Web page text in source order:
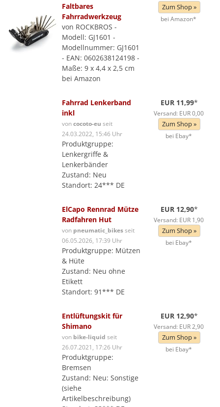
Faltbares
Fahrradwerkzeug
von ROCKBROS -
Modell: GJ1601 -
Modellnummer: GJ1601
- EAN: 0602638124198 -
Maße: 9 x 4,4 x 2,5 cm
bei Amazon
Zum Shop »
bei Amazon*
Fahrrad Lenkerband
inkl
voncocoto-eu seit
24.03.2022, 15:46 Uhr
Produktgruppe:
Lenkergriffe &
Lenkerbänder
Zustand: Neu
Standort: 24*** DE
EUR 11,99*
Versand: EUR 0,00
Zum Shop »
bei Ebay*
ElCapo Rennrad Mütze
Radfahren Hut
von pneumatic_bikesseit
06.05.2026, 17:39 Uhr
Produktgruppe: Mützen
& Hüte
Zustand: Neu ohne
Etikett
Standort: 91*** DE
EUR 12,90*
Versand: EUR 1,90
Zum Shop »
bei Ebay*
Entlüftungskit für
Shimano
von bike-liquid seit
26.07.2021, 17:26 Uhr
Produktgruppe:
Bremsen
Zustand: Neu: Sonstige
(siehe
Artikelbeschreibung)
EUR 12,90*
Versand: EUR 2,90
Zum Shop »
bei Ebay*